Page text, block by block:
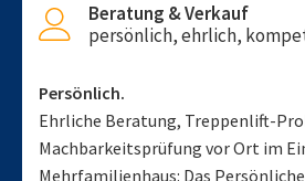
Beratung & Verkauf
persönlich, ehrlich,
Persönlich.
Ehrliche Beratung, Treppenlift-
Machbarkeitsprüfung vor Ort im
Mehrfamilienhaus: Das